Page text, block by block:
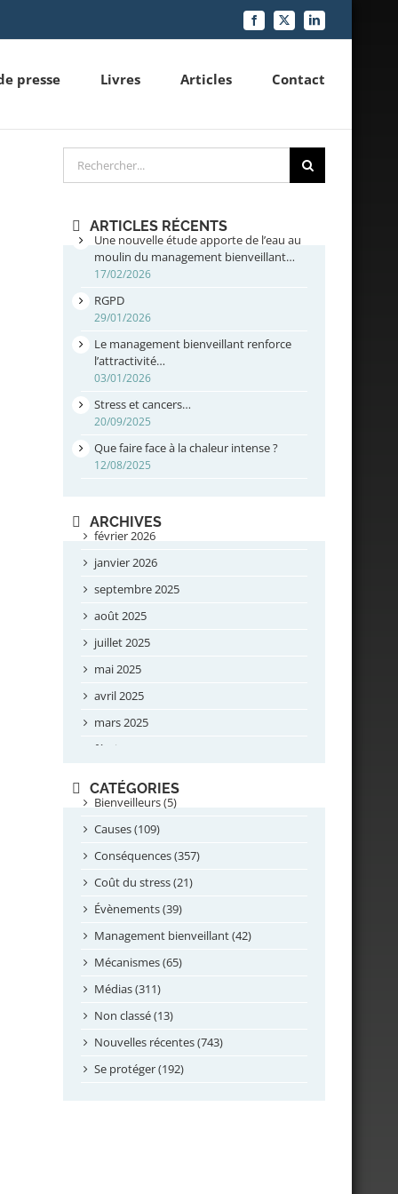
Facebook
X LinkedIn
presse Livres Articles Contact
Rechercher
ARTICLES RÉCENTS
Une nouvelle étude apporte de l’eau au
moulin du management bienveillant…
17/02/2026
RGPD
29/01/2026
Le management bienveillant renforce
l’attractivité…
03/01/2026
Stress et cancers…
20/09/2025
Que faire face à la chaleur intense ?
12/08/2025
ARCHIVES
février 2026
janvier 2026
septembre 2025
août 2025
juillet 2025
mai 2025
avril 2025
mars 2025
février 2025
septembre 2024
août 2024
juillet 2024
juin 2024
mai 2024
avril 2024
février 2024
janvier 2024
novembre 2023
octobre 2023
septembre 2023
CATÉGORIES
Bienveilleurs (5)
Causes (109)
Conséquences (357)
Coût du stress (21)
Évènements (39)
Management bienveillant (42)
Mécanismes (65)
Médias (311)
Non classé (13)
Nouvelles récentes (743)
Se protéger (192)